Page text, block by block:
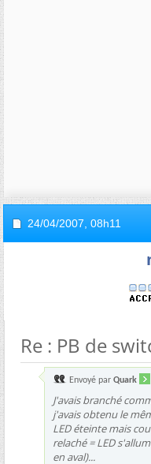
24/04/2007, 08h11
Re : PB de
Envoyé par Quark
J'avais branché
j'avais obtenu le
LED éteinte mais
relaché = LED
en aval)...